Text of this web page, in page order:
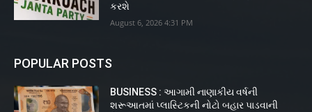
કરશે
August 6, 2026 4:31 PM
POPULAR POSTS
BUSINESS : આગામી નાણાકીય વર્ષની
શરૂઆતમાં પ્લાસ્ટિકની નોટો બહાર પાડવાની